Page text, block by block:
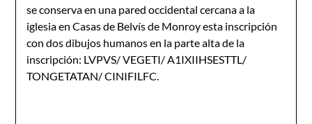
se conserva en una pared occidental cercana a la
iglesia en Casas de Belvís de Monroy esta inscripción
con dos dibujos humanos en la parte alta de la
inscripción: LVPVS/ VEGETI/ A1IXIIHSESTTL/
TONGETATAN/ CINIFILFC.